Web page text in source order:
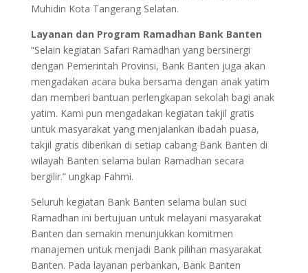
Muhidin Kota Tangerang Selatan.
Layanan dan Program Ramadhan Bank Banten
“Selain kegiatan Safari Ramadhan yang bersinergi
dengan Pemerintah Provinsi, Bank Banten juga akan
mengadakan acara buka bersama dengan anak yatim
dan memberi bantuan perlengkapan sekolah bagi anak
yatim. Kami pun mengadakan kegiatan takjil gratis
untuk masyarakat yang menjalankan ibadah puasa,
takjil gratis diberikan di setiap cabang Bank Banten di
wilayah Banten selama bulan Ramadhan secara
bergilir.” ungkap Fahmi.
Seluruh kegiatan Bank Banten selama bulan suci
Ramadhan ini bertujuan untuk melayani masyarakat
Banten dan semakin menunjukkan komitmen
manajemen untuk menjadi Bank pilihan masyarakat
Banten. Pada layanan perbankan, Bank Banten